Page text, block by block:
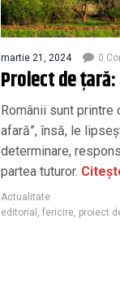
martie 21, 2024 0
Proiect de
Românii sunt printre
afară”, însă, le
determinare,
partea tuturor.
Actualitate
editorial
fericire proiect